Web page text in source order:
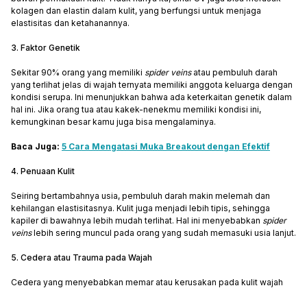
kolagen dan elastin dalam kulit, yang berfungsi untuk menjaga
elastisitas dan ketahanannya.
3. Faktor Genetik
Sekitar 90% orang yang memiliki spider veins atau pembuluh darah
yang terlihat jelas di wajah ternyata memiliki anggota keluarga dengan
kondisi serupa. Ini menunjukkan bahwa ada keterkaitan genetik dalam
hal ini. Jika orang tua atau kakek-nenekmu memiliki kondisi ini,
kemungkinan besar kamu juga bisa mengalaminya.
Baca Juga: 5 Cara Mengatasi Muka Breakout dengan Efektif
4. Penuaan Kulit
Seiring bertambahnya usia, pembuluh darah makin melemah dan
kehilangan elastisitasnya. Kulit juga menjadi lebih tipis, sehingga
kapiler di bawahnya lebih mudah terlihat. Hal ini menyebabkan spider
veinslebih sering muncul pada orang yang sudah memasuki usia lanjut.
5. Cedera atau Trauma pada Wajah
Cedera yang menyebabkan memar atau kerusakan pada kulit wajah